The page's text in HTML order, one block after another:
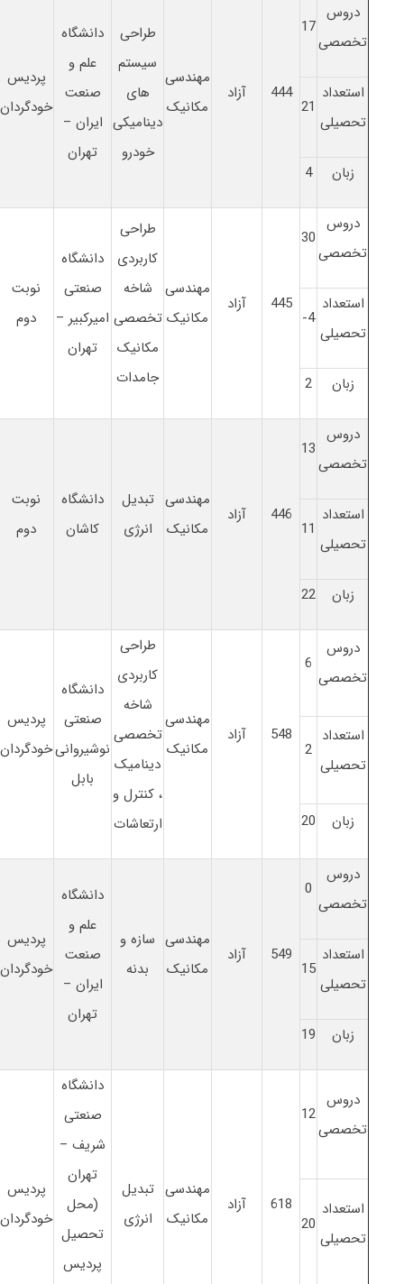
دروس
تخصصی
17
444 آزاد
مهندسی
مکانیک
طراحی
سیستم
های
دینامیکی
خودرو
دانشگاه
علم و
صنعت
ایران –
تهران
پردیس
خودگردان
استعداد
تحصیلی
21
زبان 4
دروس
تخصصی
30
445 آزاد
مهندسی
مکانیک
طراحی
کاربردی
شاخه
تخصصی
مکانیک
جامدات
دانشگاه
صنعتی
امیرکبیر –
تهران
نوبت
دوم
استعداد
تحصیلی
4-
زبان 2
دروس
تخصصی
13
446 آزاد
مهندسی
مکانیک
تبدیل
انرژی
دانشگاه
کاشان
نوبت
دوم
استعداد
تحصیلی
11
زبان 22
دروس
تخصصی
6
548 آزاد
مهندسی
مکانیک
طراحی
کاربردی
شاخه
تخصصی
دینامیک
، کنترل و
ارتعاشات
دانشگاه
صنعتی
نوشیروانی
بابل
پردیس
خودگردان
استعداد
تحصیلی
2
زبان 20
دروس
تخصصی
0
549 آزاد
مهندسی
مکانیک
سازه و
بدنه
دانشگاه
علم و
صنعت
ایران –
تهران
پردیس
خودگردان
استعداد
تحصیلی
15
زبان 19
دروس
تخصصی
12
618 آزاد
مهندسی
مکانیک
تبدیل
انرژی
دانشگاه
صنعتی
شریف –
تهران
(محل
تحصیل
پردیس
پردیس
خودگردان
استعداد
تحصیلی
20